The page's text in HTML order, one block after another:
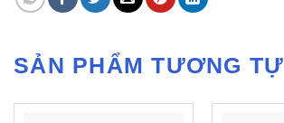
SẢN PHẨM TƯƠNG TỰ